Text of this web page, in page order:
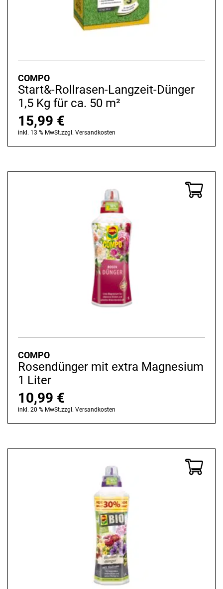
COMPO
Start&-Rollrasen-Langzeit-Dünger
1,5 Kg für ca. 50 m²
15,99 €
inkl. 13 % MwSt.zzgl. Versandkosten
COMPO
Rosendünger mit extra Magnesium
1 Liter
10,99 €
inkl. 20 % MwSt.zzgl. Versandkosten